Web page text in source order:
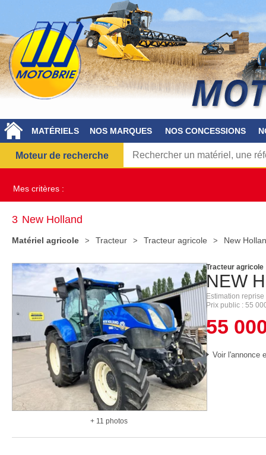
MATÉRIELS NOS MARQUES NOS CONCESSIONS
Moteur de recherche
Mes critères :
Matériel agricole Tracteur Tracteur agricole New
3 New Holland
+ 11 photos
NEW
Tracteur agricole
Estimation reprise
Prix public
55
55
Voir l'annonce